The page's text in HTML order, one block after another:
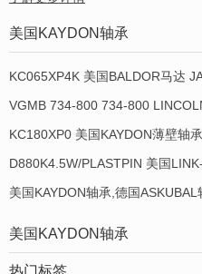
美国KAYDON轴承
KC065XP4K 美国BALDOR马达
KC180XP0 美国KAYDON薄壁轴
D880K4.5W/PLASTPIN 美国
美国KAYDON轴承,德国
美国KAYDON轴承
热门标签